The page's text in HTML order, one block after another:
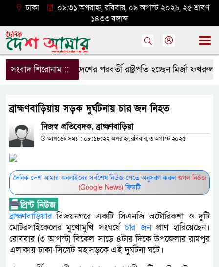
ঢাকা
০৯:৩১ অপরাহ্ন, রবিবার, ০৯ অগাস্ট ২০২৬, ২৫ শ্রাবণ
১৪৩৩ বঙ্গাব্দ
সংবাদ শিরোনাম ::দেশের পরবর্তী রাষ্ট্রপতি হচ্ছেন মির্জা ফখরুল
ব্রাহ্মণবাড়িয়ায় সড়ক দুর্ঘটনায় চার জন নিহত
নিজস্ব প্রতিবেদক, ব্রাহ্মণবাড়িয়া
আপডেট সময় : ০৮:১৮:২২ অপরাহ্ন, রবিবার, ৩ অগাস্ট ২০২৫
দৈনিক দেশ আমার অনলাইনের সর্বশেষ নিউজ পেতে অনুসরণ করুনগুগল নিউজ
(Google News)ফিডটি
ব্রাহ্মণবাড়িয়ারবিজয়নগরে একটি সিএনজি অটোরিকশা ও দুটি
মোটরসাইকেলের মুখোমুখি সংঘর্ষেচার জনপ্রাণ হারিয়েছেন।
রোববার (৩ আগস্ট) বিকেল সাড়ে ৪টার দিকে উপজেলার রামপুর
এলাকায় ঢাকা-সিলেট মহাসড়কে এই দুর্ঘটনা ঘটে।